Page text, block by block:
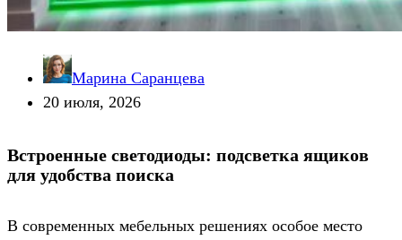
Марина Саранцева
20 июля, 2026
Встроенные светодиоды: подсветка ящиков
для удобства поиска
В современных мебельных решениях особое место